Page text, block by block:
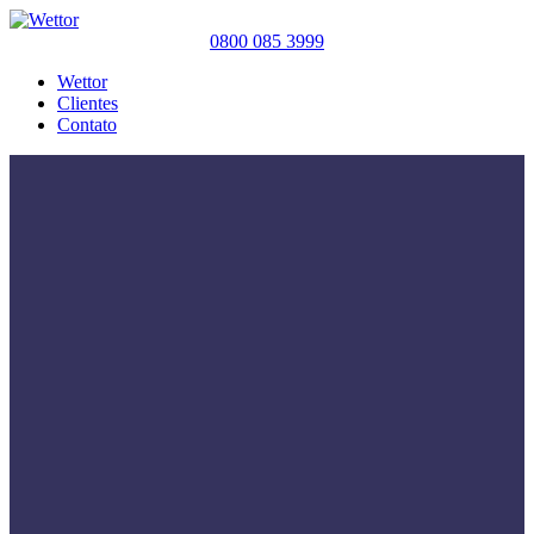
0800 085 3999
Wettor
Clientes
Contato